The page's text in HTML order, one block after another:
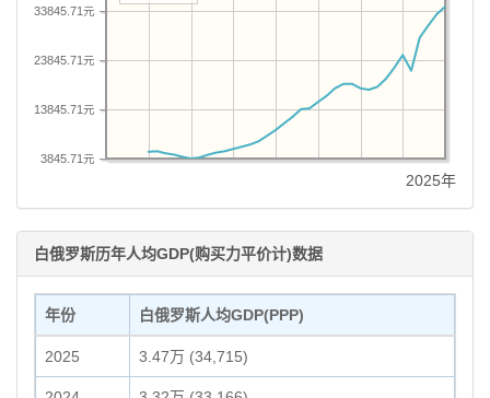
3845.71元
13845.71元
23845.71元
33845.71元
2025年
白俄罗斯历年人均GDP(购买力平价计)数据
年份 白俄罗斯人均GDP(PPP)
2025 3.47万 (34,715)